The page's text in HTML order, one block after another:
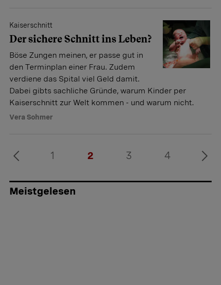
Kaiserschnitt
Der sichere Schnitt ins Leben?
Böse Zungen meinen, er passe gut in
den Terminplan einer Frau. Zudem
verdiene das Spital viel Geld damit.
Dabei gibts sachliche Gründe, warum Kinder per
Kaiserschnitt zur Welt kommen - und warum nicht.
Vera Sohmer
1 2 3 4
Meistgelesen